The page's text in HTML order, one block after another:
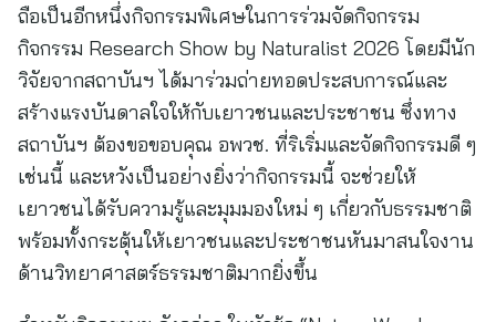
ถือเป็นอีกหนึ่งกิจกรรมพิเศษในการร่วมจัดกิจกรรม
กิจกรรม Research Show by Naturalist 2026 โดยมีนัก
วิจัยจากสถาบันฯ ได้มาร่วมถ่ายทอดประสบการณ์และ
สร้างแรงบันดาลใจให้กับเยาวชนและประชาชน ซึ่งทาง
สถาบันฯ ต้องขอขอบคุณ อพวช. ที่ริเริ่มและจัดกิจกรรมดี ๆ
เช่นนี้ และหวังเป็นอย่างยิ่งว่ากิจกรรมนี้ จะช่วยให้
เยาวชนได้รับความรู้และมุมมองใหม่ ๆ เกี่ยวกับธรรมชาติ
พร้อมทั้งกระตุ้นให้เยาวชนและประชาชนหันมาสนใจงาน
ด้านวิทยาศาสตร์ธรรมชาติมากยิ่งขึ้น